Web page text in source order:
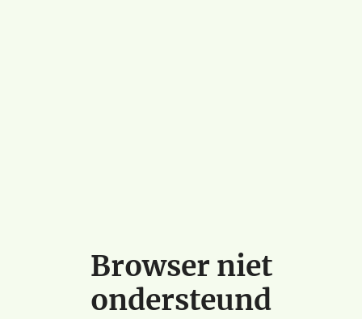
Browser niet
ondersteund